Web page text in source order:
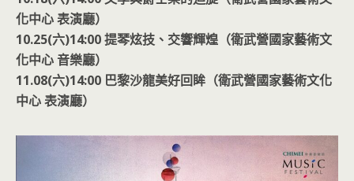
化中心 表演廳）
10.25(六)14:00 提琴炫技、交響輝煌（衛武營國家藝術文
化中心 音樂廳）
11.08(六)14:00 巴黎沙龍美好回眸（衛武營國家藝術文化
中心 表演廳）